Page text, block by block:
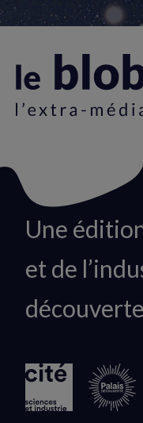
Animation
logo
Une
et de
découverte